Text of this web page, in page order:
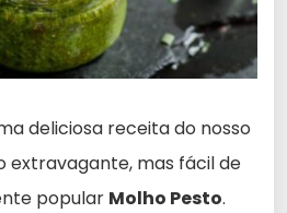
deliciosa receita do nosso
extravagante, mas fácil de
popular Molho Pesto.